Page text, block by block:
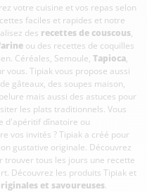
votre cuisine et vos repas selon
faciles et rapides et notre
des recettes de couscous,
ou des recettes de coquilles
Céréales, Semoule, Tapioca,
vous. Tipiak vous propose aussi
gâteaux, des soupes maison,
mais aussi des astuces pour
les plats traditionnels. Vous
d'apéritif dînatoire ou
vos invités ? Tipiak a créé pour
gustative originale. Découvrez
trouver tous les jours une recette
Découvrez les produits Tipiak et
et savoureuses.